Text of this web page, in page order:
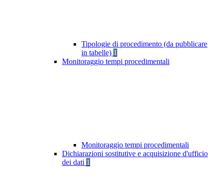
Tipologie di procedimento (da pubblicare
in tabelle) 1
Monitoraggio tempi procedimentali
Monitoraggio tempi procedimentali
Dichiarazioni sostitutive e acquisizione d'ufficio
dei dati 1